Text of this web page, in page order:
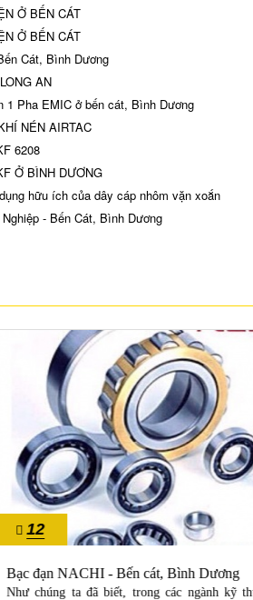
Ở BẾN CÁT
Ở BẾN CÁT
Cát, Bình Dương
AN
1 Pha EMIC ở bến cát, Bình Dương
NÉN AIRTAC
6208
Ở BÌNH DƯƠNG
hữu ích của dây cáp nhôm vặn xoắn
- Bến Cát, Bình Dương
12
10/2022
Bạc đạn NACHI - Bến cát, Bình Dương
Như chúng ta đã biết, trong các ngành kỹ